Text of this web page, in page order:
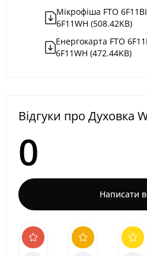
Мікрофіша FTO
6F11WH (508.42KB)
Енергокарта FTO
6F11WH (472.44KB)
Відгуки про Духовка
0
Написати